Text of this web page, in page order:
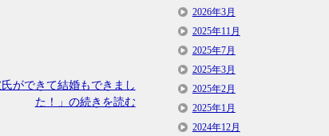
ができて結婚もできまし
た！」の続きを読む
2026年3月
2025年11月
2025年7月
2025年3月
2025年2月
2025年1月
2024年12月